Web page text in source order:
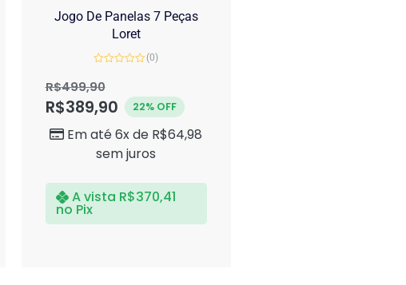
Jogo De Panelas 7 Peças
Loret
0
de
(0)
R$499,90
R$389,90 22% OFF
Em até 6x de R$64,98
sem juros
A vista R$370,41
no Pix